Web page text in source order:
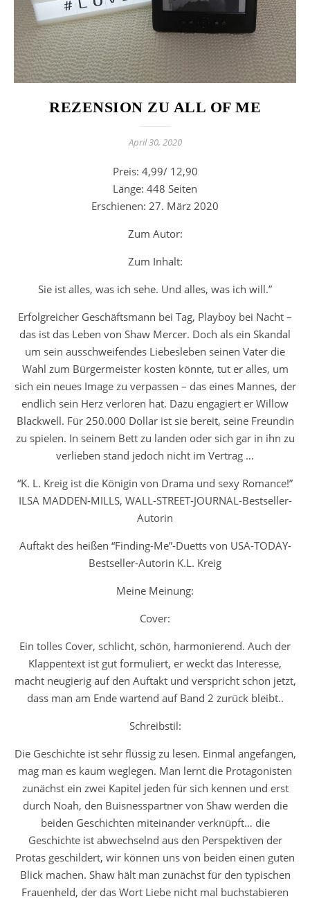
REZENSION ZU ALL OF ME
April 30, 2020
Preis: 4,99/ 12,90
Länge: 448 Seiten
Erschienen: 27. März 2020
Zum Autor:
Zum Inhalt:
Sie ist alles, was ich sehe. Und alles, was ich will.”
Erfolgreicher Geschäftsmann bei Tag, Playboy bei Nacht –
das ist das Leben von Shaw Mercer. Doch als ein Skandal
um sein ausschweifendes Liebesleben seinen Vater die
Wahl zum Bürgermeister kosten könnte, tut er alles, um
sich ein neues Image zu verpassen – das eines Mannes, der
endlich sein Herz verloren hat. Dazu engagiert er Willow
Blackwell. Für 250.000 Dollar ist sie bereit, seine Freundin
zu spielen. In seinem Bett zu landen oder sich gar in ihn zu
verlieben stand jedoch nicht im Vertrag …
“K. L. Kreig ist die Königin von Drama und sexy Romance!”
ILSA MADDEN-MILLS, WALL-STREET-JOURNAL-Bestseller-
Autorin
Auftakt des heißen “Finding-Me”-Duetts von USA-TODAY-
Bestseller-Autorin K.L. Kreig
Meine Meinung:
Cover:
Ein tolles Cover, schlicht, schön, harmonierend. Auch der
Klappentext ist gut formuliert, er weckt das Interesse,
macht neugierig auf den Auftakt und verspricht schon jetzt,
dass man am Ende wartend auf Band 2 zurück bleibt..
Schreibstil:
Die Geschichte ist sehr flüssig zu lesen. Einmal angefangen,
mag man es kaum weglegen. Man lernt die Protagonisten
zunächst ein zwei Kapitel jeden für sich kennen und erst
durch Noah, den Buisnesspartner von Shaw werden die
beiden Geschichten miteinander verknüpft… die
Geschichte ist abwechselnd aus den Perspektiven der
Protas geschildert, wir können uns von beiden einen guten
Blick machen. Shaw hält man zunächst für den typischen
Frauenheld, der das Wort Liebe nicht mal buchstabieren